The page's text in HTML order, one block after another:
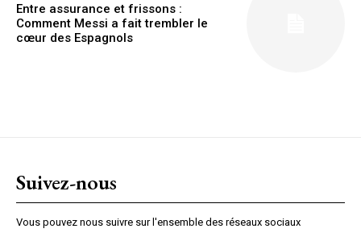
Entre assurance et frissons :
Comment Messi a fait trembler le
cœur des Espagnols
Suivez-nous
Vous pouvez nous suivre sur l'ensemble des réseaux sociaux